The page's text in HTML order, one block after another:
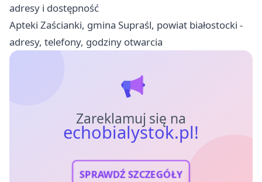
adresy i dostępność
Apteki Zaścianki, gmina Supraśl, powiat białostocki -
adresy, telefony, godziny otwarcia
Zareklamuj się na
echobialystok.pl!
SPRAWDŹ SZCZEGÓŁY